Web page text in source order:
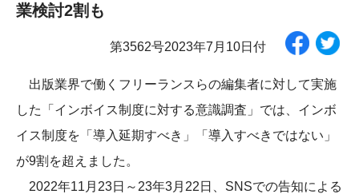
業検討2割も
第3562号2023年7月10日付
出版業界で働くフリーランスらの編集者に対して実施
した「インボイス制度に対する意識調査」では、インボ
イス制度を「導入延期すべき」「導入すべきではない」
が9割を超えました。
2022年11月23日～23年3月22日、SNSでの告知による